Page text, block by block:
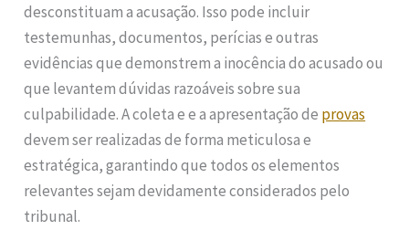
desconstituam a acusação. Isso pode incluir
testemunhas, documentos, perícias e outras
evidências que demonstrem a inocência do acusado ou
que levantem dúvidas razoáveis sobre sua
culpabilidade. A coleta e e a apresentação de provas
devem ser realizadas de forma meticulosa e
estratégica, garantindo que todos os elementos
relevantes sejam devidamente considerados pelo
tribunal.